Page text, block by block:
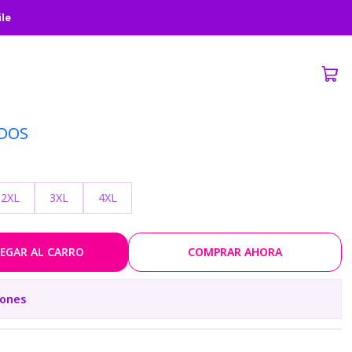
KIMETSU NO YAIBA
2XL 3XL 4XL
AL CARRO COMPRAR AHORA